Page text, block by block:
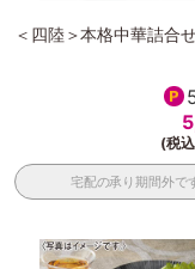
＜四陸＞本格中華詰合
(税
宅配の承り期間外で